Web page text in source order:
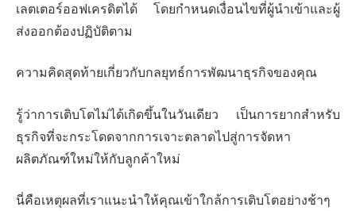
เลตเตอร์ออฟเครดิตได้ โดยกำหนดเงื่อนไขที่ผู้นำเข้าและผู้
ส่งออกต้องปฏิบัติตาม
ความคิดสุดท้ายเกี่ยวกับกลยุทธ์การพัฒนาธุรกิจของคุณ
รู้ว่าการเติบโตไม่ได้เกิดขึ้นในวันเดียว เป็นการยากสำหรับ
ธุรกิจที่จะกระโดดจากการเจาะตลาดไปสู่การจัดหา
ผลิตภัณฑ์ใหม่ให้กับลูกค้าใหม่
นี่คือเหตุผลที่เราแนะนำให้คุณเข้าใกล้การเติบโตอย่างช้าๆ